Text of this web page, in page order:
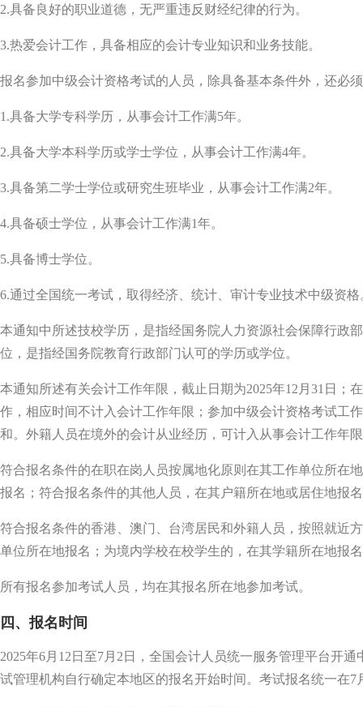
2.具备良好的职业道德，无严重违反财经纪律的行为。
3.热爱会计工作，具备相应的会计专业知识和业务技能。
报名参加中级会计资格考试的人员，除具备基本条件外，还必
1.具备大学专科学历，从事会计工作满5年。
2.具备大学本科学历或学士学位，从事会计工作满4年。
3.具备第二学士学位或研究生班毕业，从事会计工作满2年。
4.具备硕士学位，从事会计工作满1年。
5.具备博士学位。
6.通过全国统一考试，取得经济、统计、审计专业技术中级资格
本通知中所述技校学历，是指经国务院人力资源社会保障行政
位，是指经国务院教育行政部门认可的学历或学位。
本通知所述有关会计工作年限，截止日期为2025年12月31日；
作，相应时间不计入会计工作年限；参加中级会计资格考试工
和。外籍人员在境外的会计从业经历，可计入从事会计工作年
符合报名条件的在职在岗人员按属地化原则在其工作单位所在
报名；符合报名条件的其他人员，在其户籍所在地或居住地报
符合报名条件的香港、澳门、台湾居民和外籍人员，按照就近
单位所在地报名；为境内学校在校学生的，在其学籍所在地报
所有报名参加考试人员，均在其报名所在地参加考试。
四、报名时间
2025年6月12日至7月2日，全国会计人员统一服务管理平台开
试管理机构自行确定本地区的报名开始时间。考试报名统一在7